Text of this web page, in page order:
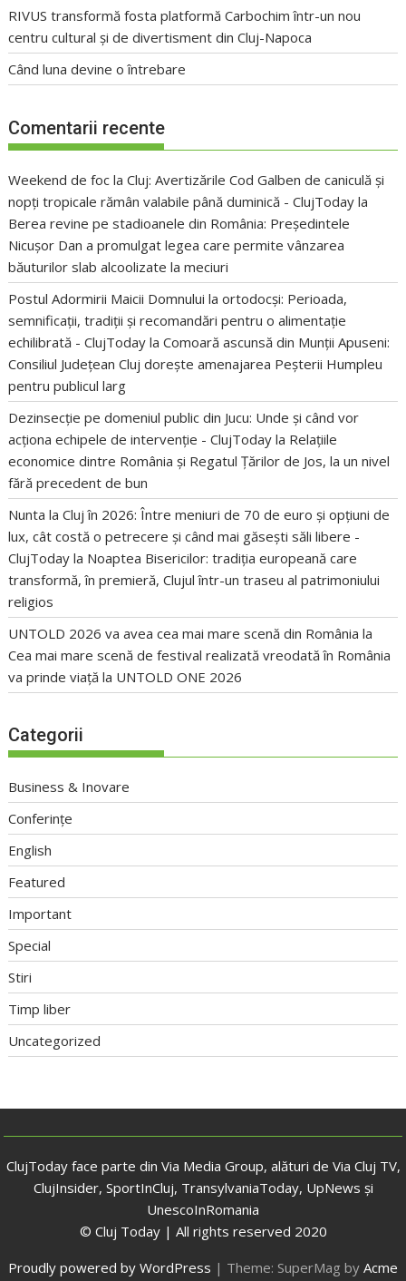
RIVUS transformă fosta platformă Carbochim într-un nou
centru cultural și de divertisment din Cluj-Napoca
Când luna devine o întrebare
Comentarii recente
Weekend de foc la Cluj: Avertizările Cod Galben de caniculă și
nopți tropicale rămân valabile până duminică - ClujToday la
Berea revine pe stadioanele din România: Președintele
Nicușor Dan a promulgat legea care permite vânzarea
băuturilor slab alcoolizate la meciuri
Postul Adormirii Maicii Domnului la ortodocși: Perioada,
semnificații, tradiții și recomandări pentru o alimentație
echilibrată - ClujToday laComoară ascunsă din Munții Apuseni:
Consiliul Județean Cluj dorește amenajarea Peșterii Humpleu
pentru publicul larg
Dezinsecție pe domeniul public din Jucu: Unde și când vor
acționa echipele de intervenție - ClujToday la Relațiile
economice dintre România și Regatul Țărilor de Jos, la un nivel
fără precedent de bun
Nunta la Cluj în 2026: Între meniuri de 70 de euro și opțiuni de
lux, cât costă o petrecere și când mai găsești săli libere -
ClujToday la Noaptea Bisericilor: tradiția europeană care
transformă, în premieră, Clujul într-un traseu al patrimoniului
religios
UNTOLD 2026 va avea cea mai mare scenă din România la
Cea mai mare scenă de festival realizată vreodată în România
va prinde viață la UNTOLD ONE 2026
Categorii
Business & Inovare
Conferințe
English
Featured
Important
Special
Stiri
Timp liber
Uncategorized
ClujToday face parte din Via Media Group, alături de Via Cluj TV,
ClujInsider, SportInCluj, TransylvaniaToday, UpNews și
UnescoInRomania
© Cluj Today | All rights reserved 2020
Proudly powered by WordPress | Theme: SuperMag by Acme